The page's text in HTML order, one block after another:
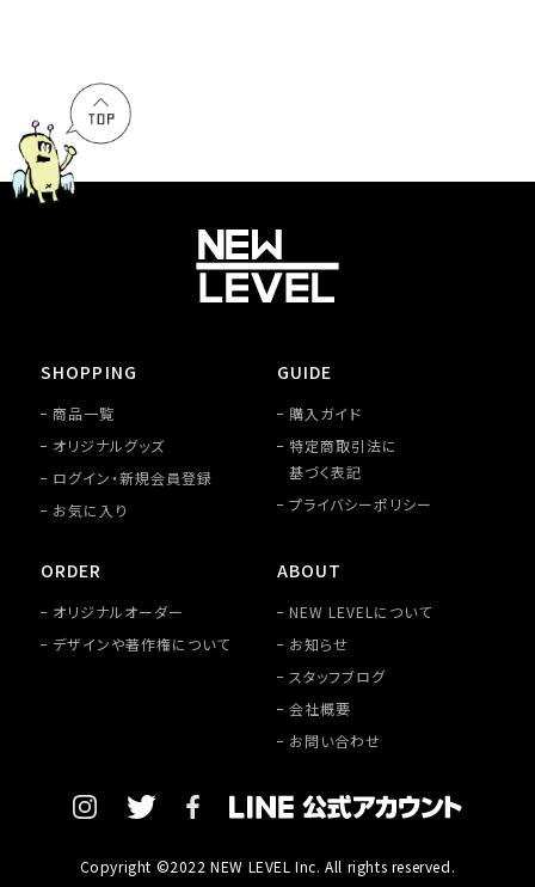
SHOPPING
商品一覧
オリジナルグッズ
ログイン・新規会員登録
お気に入り
GUIDE
購入ガイド
特定商取引法に
基づく表記
プライバシーポリシー
ORDER
オリジナルオーダー
デザインや著作権について
ABOUT
NEW LEVELについて
お知らせ
スタッフブログ
会社概要
お問い合わせ
Copyright ©2022 NEW LEVEL Inc. All rights reserved.